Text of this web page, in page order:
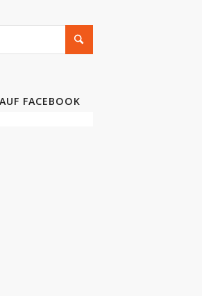
FACEBOOK